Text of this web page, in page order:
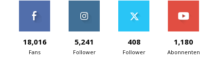
18,016
Fans
5,241
Follower
408
Follower
1,180
Abonnenten